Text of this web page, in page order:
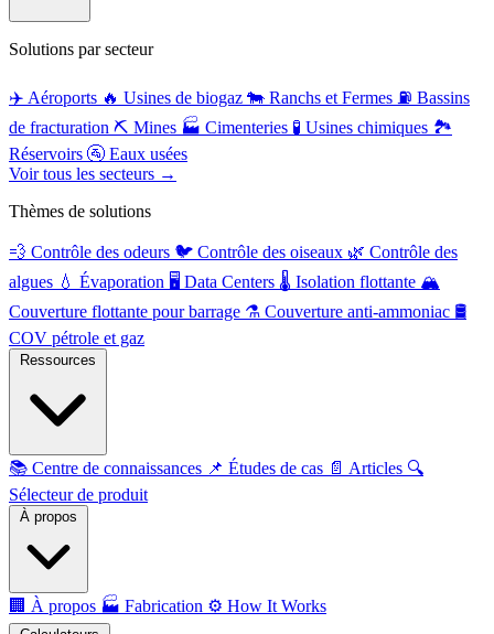
Solutions par secteur
✈️ Aéroports 🔥 Usines de biogaz 🐄 Ranchs et Fermes ⛽ Bassins
de fracturation ⛏️ Mines 🏭 Cimenteries 🧪 Usines chimiques 🏞️
Réservoirs 🚰 Eaux usées
Voir tous les secteurs →
Thèmes de solutions
💨 Contrôle des odeurs 🐦 Contrôle des oiseaux 🌿 Contrôle des
algues 💧 Évaporation 🖥️ Data Centers 🌡️ Isolation flottante 🏔️
Couverture flottante pour barrage ⚗️ Couverture anti-ammoniac 🛢️
COV pétrole et gaz
📚 Centre de connaissances 📌 Études de cas 📄 Articles 🔍
Sélecteur de produit
🏢 À propos 🏭 Fabrication ⚙️ How It Works